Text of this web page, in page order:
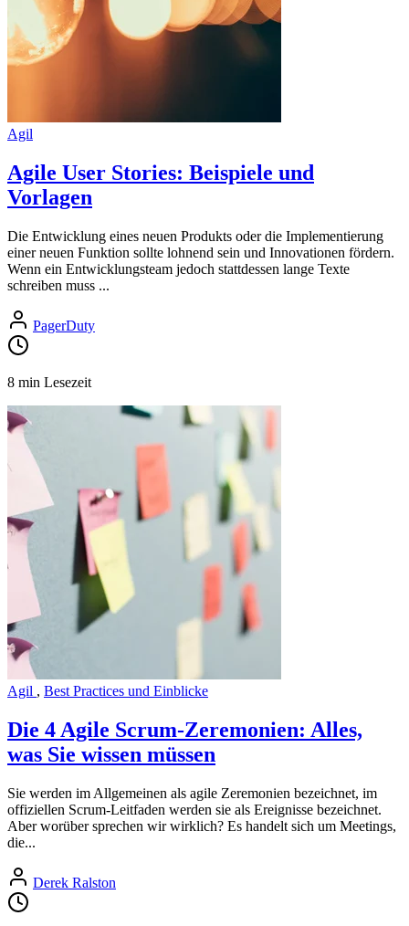
Agil
Agile User Stories: Beispiele und
Vorlagen
Die Entwicklung eines neuen Produkts oder die Implementierung
einer neuen Funktion sollte lohnend sein und Innovationen fördern.
Wenn ein Entwicklungsteam jedoch stattdessen lange Texte
schreiben muss ...
PagerDuty
8 min Lesezeit
Agil , Best Practices und Einblicke
Die 4 Agile Scrum-Zeremonien: Alles,
was Sie wissen müssen
Sie werden im Allgemeinen als agile Zeremonien bezeichnet, im
offiziellen Scrum-Leitfaden werden sie als Ereignisse bezeichnet.
Aber worüber sprechen wir wirklich? Es handelt sich um Meetings,
die...
Derek Ralston